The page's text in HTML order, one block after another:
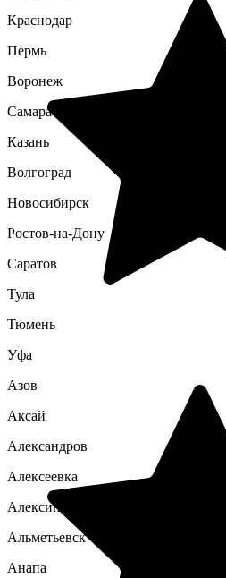
Краснодар
Пермь
Воронеж
Самара
Казань
Волгоград
Новосибирск
Ростов-на-Дону
Саратов
Тула
Тюмень
Уфа
Азов
Аксай
Александров
Алексеевка
Алексин
Альметьевск
Анапа